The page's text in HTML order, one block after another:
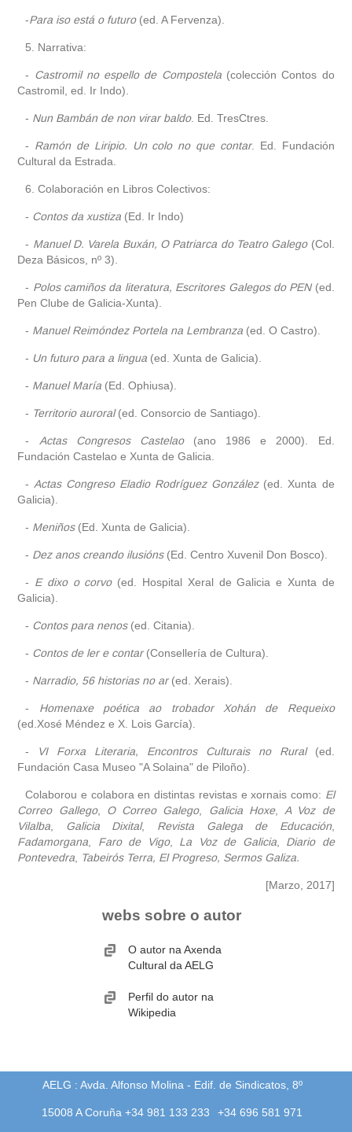
-Para iso está o futuro(ed. A Fervenza).
5. Narrativa:
- Castromil no espello de Compostela(colección Contos do
Castromil, ed. Ir Indo).
- Nun Bambán de non virar baldo. Ed. TresCtres.
- Ramón de Liripio. Un colo no que contar. Ed. Fundación
Cultural da Estrada.
6. Colaboración en Libros Colectivos:
- Contos da xustiza (Ed. Ir Indo)
- Manuel D. Varela Buxán, O Patriarca do Teatro Galego(Col.
Deza Básicos, nº 3).
- Polos camiños da literatura, Escritores Galegos do PEN(ed.
Pen Clube de Galicia-Xunta).
- Manuel Reimóndez Portela na Lembranza (ed. O Castro).
- Un futuro para a lingua (ed. Xunta de Galicia).
- Manuel María (Ed. Ophiusa).
- Territorio auroral(ed. Consorcio de Santiago).
- Actas Congresos Castelao(ano 1986 e 2000). Ed.
Fundación Castelao e Xunta de Galicia.
- Actas Congreso Eladio Rodríguez González(ed. Xunta de
Galicia).
- Meniños(Ed. Xunta de Galicia).
- Dez anos creando ilusións(Ed. Centro Xuvenil Don Bosco).
- E dixo o corvo (ed. Hospital Xeral de Galicia e Xunta de
Galicia).
- Contos para nenos(ed. Citania).
- Contos de ler e contar(Consellería de Cultura).
- Narradio, 56 historias no ar(ed. Xerais).
- Homenaxe poética ao trobador Xohán de Requeixo
(ed.Xosé Méndez e X. Lois García).
- VI Forxa Literaria, Encontros Culturais no Rural(ed.
Fundación Casa Museo "A Solaina" de Piloño).
Colaborou e colabora en distintas revistas e xornais como: El
Correo Gallego, O Correo Galego, Galicia Hoxe, A Voz de
Vilalba
Galicia Dixital, Revista Galega de Educación,
Fadamorgana
Faro de Vigo, La Voz de Galicia, Diario de
Pontevedra
Tabeirós Terra, El Progreso, Sermos Galiza.
[Marzo, 2017]
webs sobre o autor
O autor na Axenda
Cultural da AELG
Perfil do autor na
Wikipedia
AELG : Avda. Alfonso Molina - Edif. de Sindicatos, 8º
15008 A Coruña +34 981 133 233 +34 696 581 971